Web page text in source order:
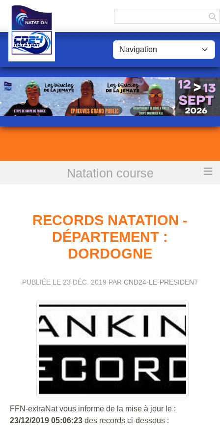
Natation course
Records Natation - Département : DORDOGNE
RECORDS NATATION -
DÉPARTEMENT :
DORDOGNE
PUBLIÉE LE 23 DÉC. 2019 PAR CND24-LE-PRESIDENT
FFN-extraNat vous informe de la mise à jour le :
23/12/2019 05:06:23 des records ci-dessous :
Panneau de gestion des cookies